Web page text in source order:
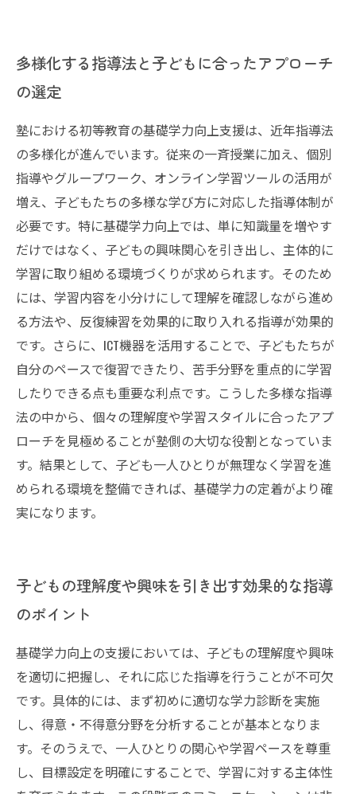
多様化する指導法と子どもに合ったアプローチ
の選定
塾における初等教育の基礎学力向上支援は、近年指導法
の多様化が進んでいます。従来の一斉授業に加え、個別
指導やグループワーク、オンライン学習ツールの活用が
増え、子どもたちの多様な学び方に対応した指導体制が
必要です。特に基礎学力向上では、単に知識量を増やす
だけではなく、子どもの興味関心を引き出し、主体的に
学習に取り組める環境づくりが求められます。そのため
には、学習内容を小分けにして理解を確認しながら進め
る方法や、反復練習を効果的に取り入れる指導が効果的
です。さらに、ICT機器を活用することで、子どもたちが
自分のペースで復習できたり、苦手分野を重点的に学習
したりできる点も重要な利点です。こうした多様な指導
法の中から、個々の理解度や学習スタイルに合ったアプ
ローチを見極めることが塾側の大切な役割となっていま
す。結果として、子ども一人ひとりが無理なく学習を進
められる環境を整備できれば、基礎学力の定着がより確
実になります。
子どもの理解度や興味を引き出す効果的な指導
のポイント
基礎学力向上の支援においては、子どもの理解度や興味
を適切に把握し、それに応じた指導を行うことが不可欠
です。具体的には、まず初めに適切な学力診断を実施
し、得意・不得意分野を分析することが基本となりま
す。そのうえで、一人ひとりの関心や学習ペースを尊重
し、目標設定を明確にすることで、学習に対する主体性